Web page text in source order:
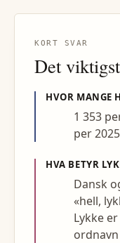
KORT SVAR
Det
HVOR MANGE
1 353
per
HVA BETYR
Dansk
«hell,
Lykke